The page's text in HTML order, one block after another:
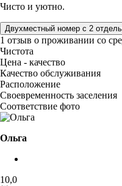
Чисто и уютно.
Двухместный номер с 2
1 отзыв о проживании со
Чистота
Цена - качество
Качество обслуживания
Расположение
Своевременность заселения
Соответствие фото
Ольга
10,0